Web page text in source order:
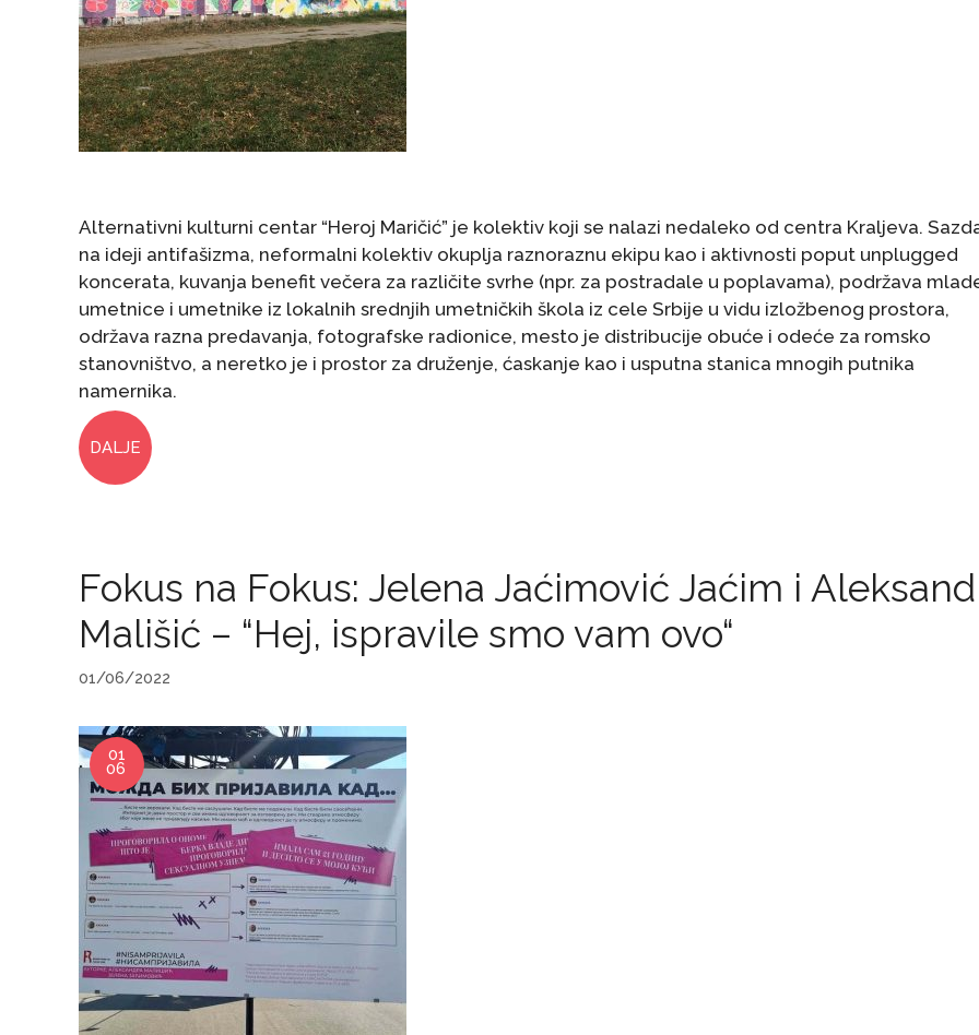
Alternativni kulturni centar “Heroj Maričić” je kolektiv koji se nalazi nedaleko od centra Kraljeva.
na ideji antifašizma, neformalni kolektiv okuplja raznoraznu ekipu kao i aktivnosti poput unplugged
koncerata, kuvanja benefit večera za različite svrhe (npr. za postradale u poplavama), podržava
umetnice i umetnike iz lokalnih srednjih umetničkih škola iz cele Srbije u vidu izložbenog prostora,
održava razna predavanja, fotografske radionice, mesto je distribucije obuće i odeće za romsko
stanovništvo, a neretko je i prostor za druženje, ćaskanje kao i usputna stanica mnogih putnika
namernika.
DALJE
Fokus na Fokus: Jelena Jaćimović Jaćim i
Mališić – “Hej, ispravile smo vam ovo“
01/06/2022
01
06